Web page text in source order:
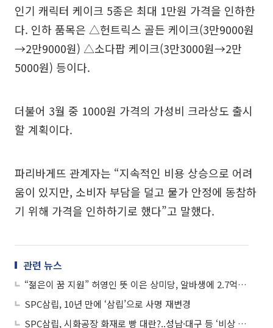
인기 캐릭터 케이크 5종은 최대 1만원 가격을 인하한
다. 인하 품목은 △헌트릭스 골든 케이크(3만9000원
→2만9000원) △소다팝 케이크(3만3000원→2만
5000원) 등이다.
더불어 3월 중 1000원 가격의 가성비 크라상도 출시
할 계획이다.
파리바게뜨 관계자는 “지속적인 비용 상승으로 어려
움이 있지만, 소비자 부담을 덜고 물가 안정에 동참하
기 위해 가격을 인하하기로 했다”고 말했다.
관련 뉴스
“젊은이 꿈 지원” 허영인 뜻 이은 상미당, 알바생에 2.7억 장학금
SPC삼립, 10년 만에 ‘삼립’으로 사명 재변경
SPC삼립, 시화공장 화재로 빵 대란?..성남·대구 등 ‘비상 생산 가동’